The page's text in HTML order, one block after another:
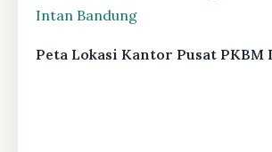
Intan Bandung
Peta Lokasi Kantor Pusat PKBM